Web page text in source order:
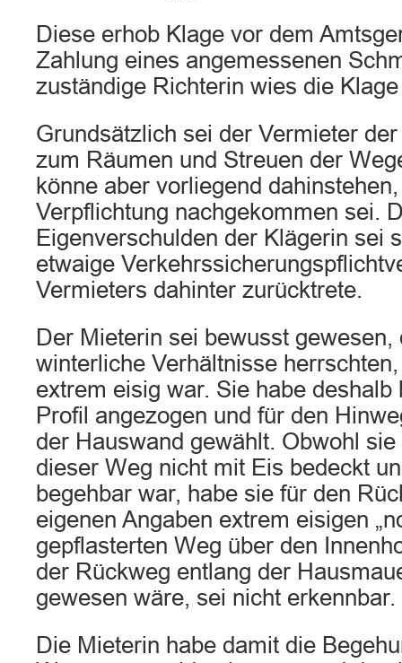
Diese erhob Klage vor dem
Zahlung eines angemessenen
zuständige Richterin wies die
Grundsätzlich sei der Vermieter
zum Räumen und Streuen der
könne aber vorliegend
Verpflichtung nachgekommen sei.
Eigenverschulden der Klägerin sei
etwaige
Vermieters dahinter zurücktrete.
Der Mieterin sei bewusst
winterliche Verhältnisse
extrem eisig war. Sie habe deshalb
Profil angezogen und für den
der Hauswand gewählt. Obwohl
dieser Weg nicht mit Eis bedeckt
begehbar war, habe sie für den
eigenen Angaben extrem eisigen
gepflasterten Weg über den
der Rückweg entlang der
gewesen wäre, sei nicht erkennbar.
Die Mieterin habe damit die